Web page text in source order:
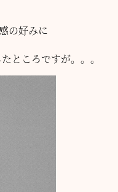
の好みに
ところですが。。。